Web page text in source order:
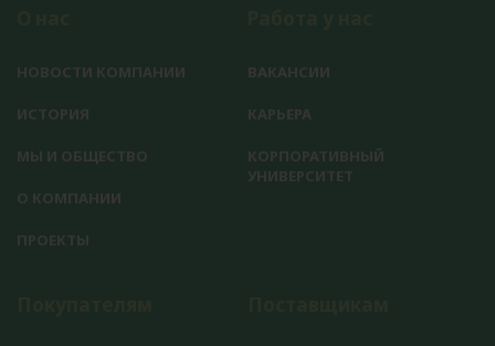
НОВОСТИ КОМПАНИИ
ИСТОРИЯ
МЫ И ОБЩЕСТВО
О КОМПАНИИ
ПРОЕКТЫ
ВАКАНСИИ
КАРЬЕРА
КОРПОРАТИВНЫЙ
УНИВЕРСИТЕТ